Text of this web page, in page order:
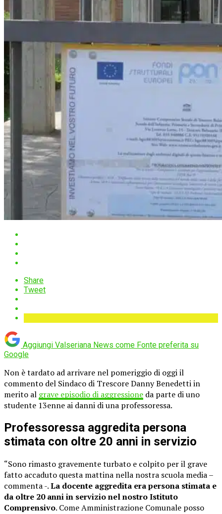
Share
Tweet
Aggiungi Valseriana News come Fonte preferita su
Google
Non è tardato ad arrivare nel pomeriggio di oggi il
commento del Sindaco di Trescore Danny Benedetti in
merito al grave episodio di aggressione da parte di uno
studente 13enne ai danni di una professoressa.
Professoressa aggredita persona
stimata con oltre 20 anni in servizio
“Sono rimasto gravemente turbato e colpito per il grave
fatto accaduto questa mattina nella nostra scuola media –
commenta -.La docente aggredita era persona stimata e
da oltre 20 anni in servizio nel nostro Istituto
Comprensivo. Come Amministrazione Comunale posso